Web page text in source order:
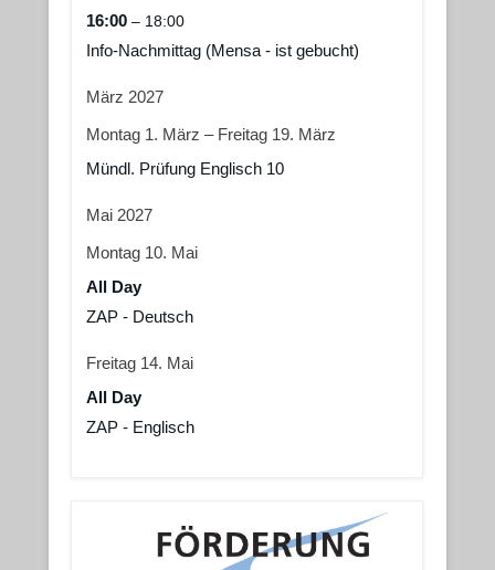
16:00 – 18:00
Info-Nachmittag (Mensa - ist gebucht)
März 2027
Montag 1. März – Freitag 19. März
Mündl. Prüfung Englisch 10
Mai 2027
Montag 10. Mai
All Day
ZAP - Deutsch
Freitag 14. Mai
All Day
ZAP - Englisch